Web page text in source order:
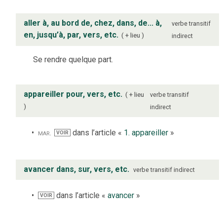
aller à, au bord de, chez, dans, de... à,
en, jusqu’à, par, vers, etc.
+ lieu
verbe transitif
indirect
Se rendre quelque part.
appareiller pour, vers, etc. + lieu verbe transitif
indirect
mar. VOIR dans l’article « 1. appareiller»
avancer dans, sur, vers, etc. verbe transitif indirect
VOIR dans l’article «avancer »